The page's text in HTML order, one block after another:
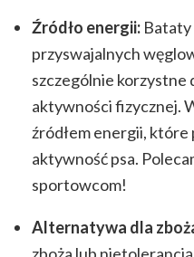
Źródło energii: Bataty
przyswajalnych
szczególnie korzystne
aktywności fizycznej.
źródłem energii, które
aktywność psa.
sportowcom!
Alternatywa dla